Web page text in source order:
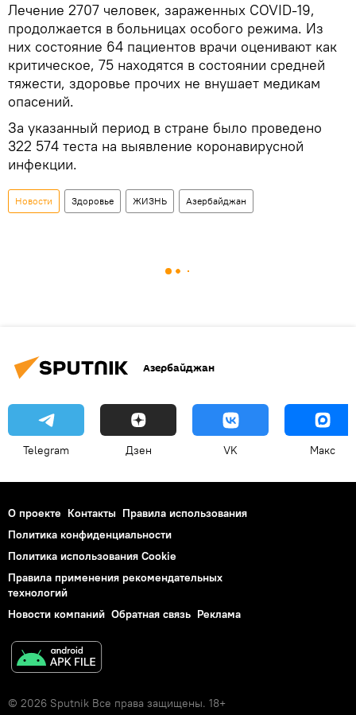
Лечение 2707 человек, зараженных COVID-19,
продолжается в больницах особого режима. Из
них состояние 64 пациентов врачи оценивают как
критическое, 75 находятся в состоянии средней
тяжести, здоровье прочих не внушает медикам
опасений.
За указанный период в стране было проведено
322 574 теста на выявление коронавирусной
инфекции.
Новости Здоровье ЖИЗНЬ Азербайджан
Азербайджан
Telegram Дзен VK Макс
О проекте Контакты Правила использования
Политика конфиденциальности
Политика использования Cookie
Правила применения рекомендательных
технологий
Новости компаний Обратная связь Реклама
© 2026 Sputnik Все права защищены. 18+